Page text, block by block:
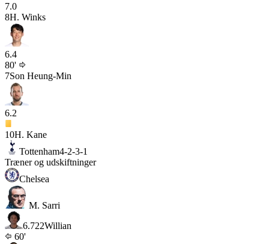
7.0
8H. Winks
6.4
80'
7Son Heung-Min
6.2
10H. Kane
Tottenham4-2-3-1
Træner og udskiftninger
Chelsea
M. Sarri
6.722Willian
60'